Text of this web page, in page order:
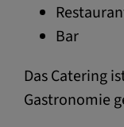
Bar
Das Catering
Gastronomie